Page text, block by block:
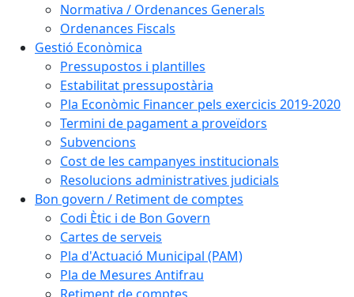
Normativa / Ordenances Generals
Ordenances Fiscals
Gestió Econòmica
Pressupostos i plantilles
Estabilitat pressupostària
Pla Econòmic Financer pels exercicis 2019-2020
Termini de pagament a proveïdors
Subvencions
Cost de les campanyes institucionals
Resolucions administratives judicials
Bon govern / Retiment de comptes
Codi Ètic i de Bon Govern
Cartes de serveis
Pla d'Actuació Municipal (PAM)
Pla de Mesures Antifrau